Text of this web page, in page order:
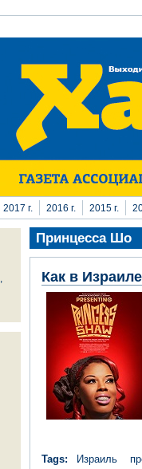
2017 г. 2016 г. 2015 г.
Принцесса Шо
Как в
Tags: Израиль